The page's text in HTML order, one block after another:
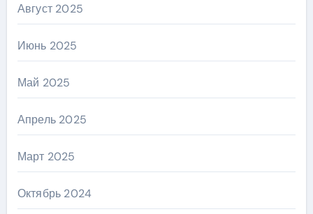
Август 2025
Июнь 2025
Май 2025
Апрель 2025
Март 2025
Октябрь 2024